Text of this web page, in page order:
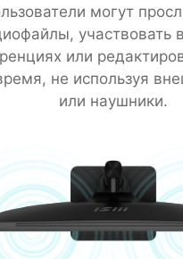
могут
участвовать
или
не используя
или наушники.